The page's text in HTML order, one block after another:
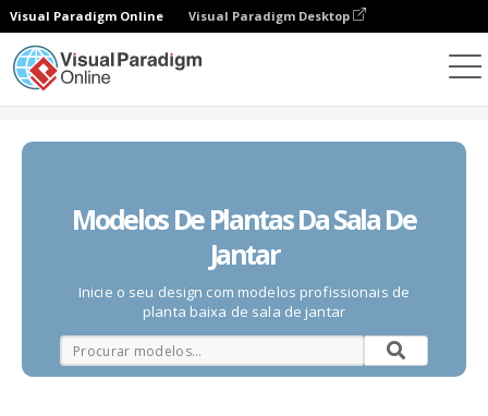
Visual Paradigm Online Visual Paradigm Desktop
Modelos De Plantas Da Sala De
Jantar
Inicie o seu design com modelos profissionais de
planta baixa de sala de jantar